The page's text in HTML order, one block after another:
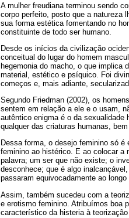
A mulher freudiana terminou sendo
corpo perfeito, posto que a natureza
sua forma estética fomentando no
constituinte de todo ser humano.
Desde os inícios da civilização
conceitual do lugar do homem
hegemonia do macho, o que implica
material, estético e psíquico. Foi
começos e, mais adiante,
Segundo Friedman (2002), os
sentem em relação a ele e o usam,
autêntico enigma é o da
qualquer das criaturas humanas,
Dessa forma, o desejo feminino só
feminino ao histérico. E ao colocar a
palavra; um ser que não existe; o
desconhece; que é algo
passaram equivocadamente ao
Assim, também sucedeu com a
e erotismo feminino. Atribuímos boa
característico da histeria à